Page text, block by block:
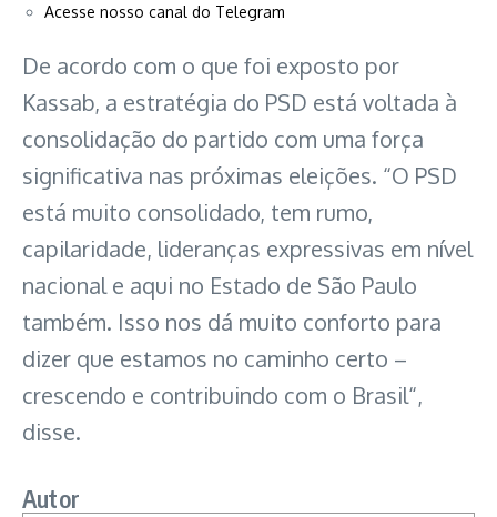
Acesse nosso canal do Telegram
De acordo com o que foi exposto por
Kassab, a estratégia do PSD está voltada à
consolidação do partido com uma força
significativa nas próximas eleições. “O PSD
está muito consolidado, tem rumo,
capilaridade, lideranças expressivas em nível
nacional e aqui no Estado de São Paulo
também. Isso nos dá muito conforto para
dizer que estamos no caminho certo –
crescendo e contribuindo com o Brasil“,
disse.
Autor